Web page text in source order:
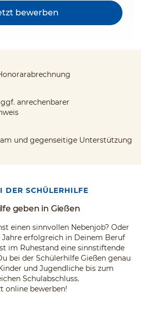
bewerben
anrechenbarer
und gegenseitige Unterstützung
DER SCHÜLERHILFE
geben in Gießen
einen sinnvollen Nebenjob? Oder
Jahre erfolgreich in Deinem Beruf
im Ruhestand eine sinnstiftende
bei der Schülerhilfe Gießen genau
und Jugendliche bis zum
Schulabschluss.
online bewerben!